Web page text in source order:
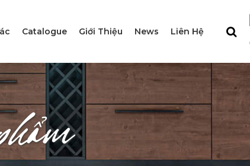
Catalogue Giới Thiệu News Liên Hệ